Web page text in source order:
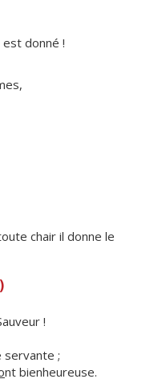
donné !
chair il donne le
!
servante ;
nt bienheureuse.